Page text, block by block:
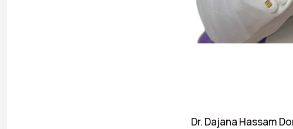
Dr. Dajana Hassam